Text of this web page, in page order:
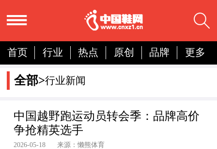
首页 行业 热点 原创 品牌
更多
国内
国际
分析
全部>行业新闻
中国越野跑运动员转会季：品牌高价
争抢精英选手
2026-05-18 来源：懒熊体育